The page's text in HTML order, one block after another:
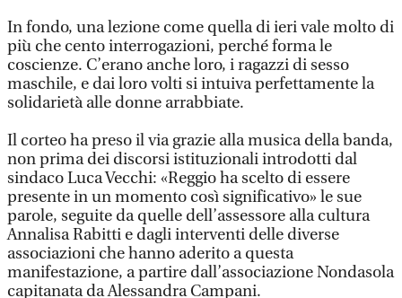
In fondo, una lezione come quella di ieri vale molto di
più che cento interrogazioni, perché forma le
coscienze. C’erano anche loro, i ragazzi di sesso
maschile, e dai loro volti si intuiva perfettamente la
solidarietà alle donne arrabbiate.
Il corteo ha preso il via grazie alla musica della banda,
non prima dei discorsi istituzionali introdotti dal
sindaco Luca Vecchi: «Reggio ha scelto di essere
presente in un momento così significativo» le sue
parole, seguite da quelle dell’assessore alla cultura
Annalisa Rabitti e dagli interventi delle diverse
associazioni che hanno aderito a questa
manifestazione, a partire dall’associazione Nondasola
capitanata da Alessandra Campani.